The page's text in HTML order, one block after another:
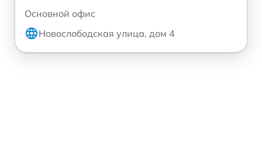
Основной офис
Новослободская улица, дом 4